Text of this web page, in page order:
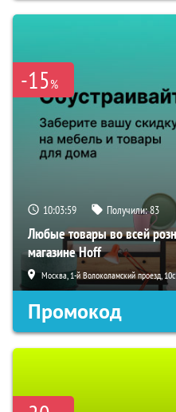
-15%
10:03:58 Получили:83
Любые товары во всей
магазине Hoff
Москва, 1-й Волоколамский проезд,
Промокод